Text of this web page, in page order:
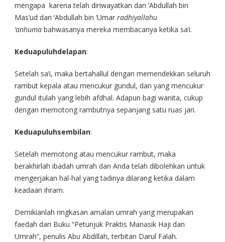
mengapa karena telah diriwayatkan dari ‘Abdullah bin
Mas’ud dan ‘Abdullah bin ‘Umar radhiyallahu
‘anhuma bahwasanya mereka membacanya ketika sa’i.
Keduapuluhdelapan:
Setelah sa’i, maka bertahallul dengan memendekkan seluruh
rambut kepala atau mencukur gundul, dan yang mencukur
gundul itulah yang lebih afdhal. Adapun bagi wanita, cukup
dengan memotong rambutnya sepanjang satu ruas jari.
Keduapuluhsembilan:
Setelah memotong atau mencukur rambut, maka
berakhirlah ibadah umrah dan Anda telah dibolehkan untuk
mengerjakan hal-hal yang tadinya dilarang ketika dalam
keadaan ihram.
Demikianlah ringkasan amalan umrah yang merupakan
faedah dari Buku “Petunjuk Praktis Manasik Haji dan
Umrah”, penulis Abu Abdillah, terbitan Darul Falah.